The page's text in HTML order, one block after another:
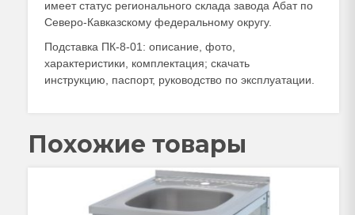
имеет статус регионального склада завода Абат по
Северо-Кавказскому федеральному округу.
Подставка ПК-8-01: описание, фото,
характеристики, комплектация; скачать
инструкцию, паспорт, руководство по эксплуатации.
Похожие товары